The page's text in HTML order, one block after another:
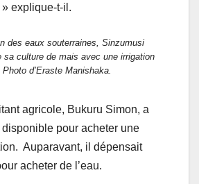
» explique-t-il.
des eaux souterraines, Sinzumusi
sa culture de mais avec une irrigation
d’Eraste Manishaka.
agricole, Bukuru Simon, a
disponible pour acheter une
Auparavant, il dépensait
acheter de l’eau.